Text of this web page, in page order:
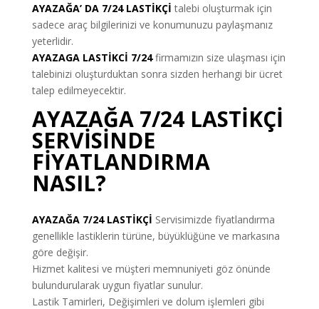
AYAZAĞA’ DA 7/24 LASTİKÇİ talebi oluşturmak için
sadece araç bilgilerinizi ve konumunuzu paylaşmanız
yeterlidir.
AYAZAGA LASTİKCİ 7/24firmamızın size ulaşması için
talebinizi oluşturduktan sonra sizden herhangi bir ücret
talep edilmeyecektir.
AYAZAĞA 7/24 LASTİKÇİ
SERVİSİNDE
FİYATLANDIRMA
NASIL?
AYAZAĞA 7/24 LASTİKÇİ Servisimizde fiyatlandırma
genellikle lastiklerin türüne, büyüklüğüne ve markasına
göre değişir.
Hizmet kalitesi ve müşteri memnuniyeti göz önünde
bulundurularak uygun fiyatlar sunulur.
Lastik Tamirleri, Değişimleri ve dolum işlemleri gibi